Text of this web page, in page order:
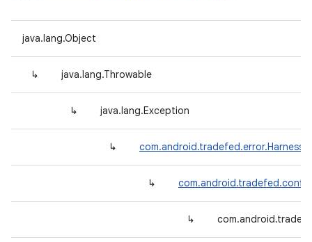
java.lang.Object
↳ java.lang.Throwable
↳ java.lang.Exception
↳
↳
↳